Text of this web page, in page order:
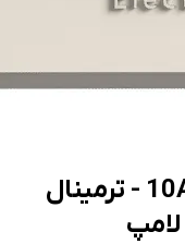
Asfora - شستی یک پل - 10AX - ترمینال